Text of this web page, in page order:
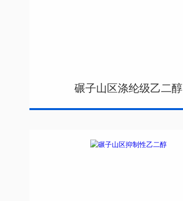
碾子山区涤纶级乙二醇